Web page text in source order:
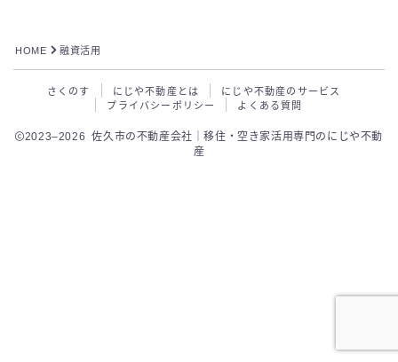
お問い合わせ
HOME 融資活用
さくのす にじや不動産とは
にじや不動産のサービス
プライバシーポリシー
よくある質問
2023–2026 佐久市の不動産会社｜移住・空き家活用専門のにじや不動
産